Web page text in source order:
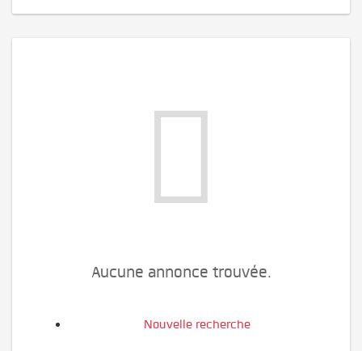
Aucune annonce trouvée.
Nouvelle recherche